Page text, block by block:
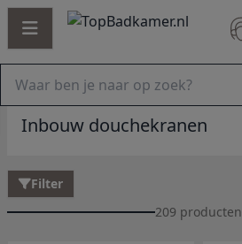
Inbouw douchekranen
Filter
209 producten